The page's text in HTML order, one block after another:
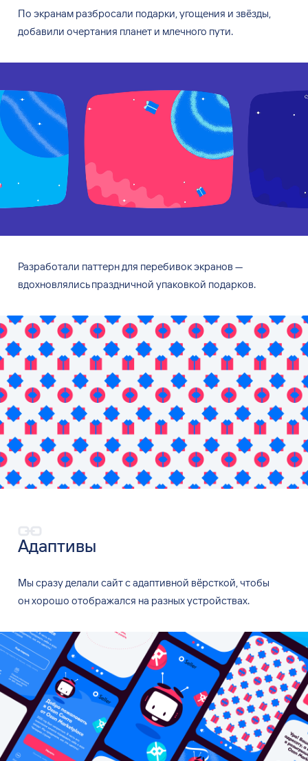
По экранам разбросали подарки, угощения и звёзды,
добавили очертания планет и млечного пути.
Разработали паттерн для перебивок экранов —
вдохновлялись праздничной упаковкой подарков.
Адаптивы
Мы сразу делали сайтсадаптивной вёрсткой, чтобы
онхорошо отображался на разных устройствах.